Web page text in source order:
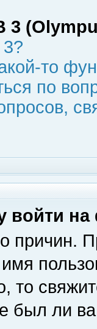
3
то
по
войти
причин.
то
был ли